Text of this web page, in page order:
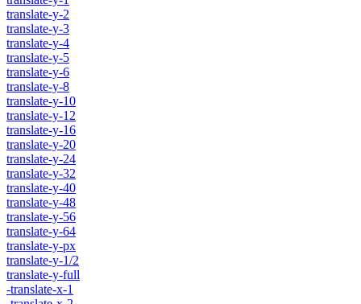
translate-y-2
translate-y-3
translate-y-4
translate-y-5
translate-y-6
translate-y-8
translate-y-10
translate-y-12
translate-y-16
translate-y-20
translate-y-24
translate-y-32
translate-y-40
translate-y-48
translate-y-56
translate-y-64
translate-y-px
translate-y-1/2
translate-y-full
-translate-x-1